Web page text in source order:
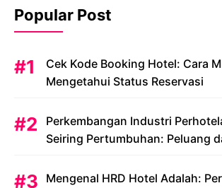
Popular Post
Cek Kode Booking Hotel: Cara
Mengetahui Status Reservasi
Perkembangan Industri
Seiring Pertumbuhan: Peluang
Mengenal HRD Hotel Adalah: